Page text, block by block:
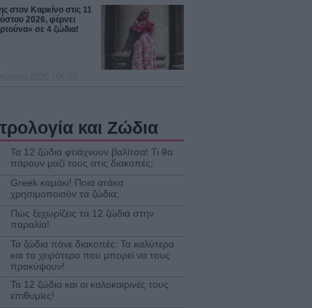
στον Καρκίνο στις 11
2026, φέρνει
σε 4 ζώδια!
και Ζώδια
Τα 12 ζώδια φτιάχνουν βαλίτσα! Τι θα
πάρουν μαζί τους στις διακοπές;
Greek καμάκι! Ποια ατάκα
χρησιμοποιούν τα ζώδια;
Πώς ξεχωρίζεις τα 12 ζώδια στην
παραλία!
Τα ζώδια πάνε διακοπές: Τα καλύτερα
και τα χειρότερα που μπορεί να τους
προκύψουν!
Τα 12 ζώδια και οι καλοκαιρινές τους
επιθυμίες!